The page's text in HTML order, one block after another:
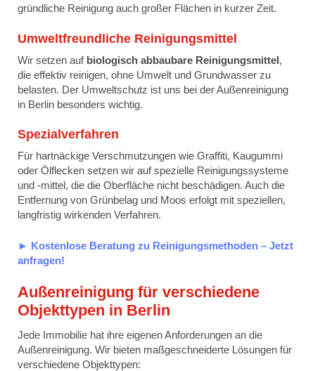
gründliche Reinigung auch großer Flächen in kurzer Zeit.
Umweltfreundliche Reinigungsmittel
Wir setzen auf biologisch abbaubare Reinigungsmittel,
die effektiv reinigen, ohne Umwelt und Grundwasser zu
belasten. Der Umweltschutz ist uns bei der Außenreinigung
in Berlin besonders wichtig.
Spezialverfahren
Für hartnäckige Verschmutzungen wie Graffiti, Kaugummi
oder Ölflecken setzen wir auf spezielle Reinigungssysteme
und -mittel, die die Oberfläche nicht beschädigen. Auch die
Entfernung von Grünbelag und Moos erfolgt mit speziellen,
langfristig wirkenden Verfahren.
► Kostenlose Beratung zu Reinigungsmethoden – Jetzt
anfragen!
Außenreinigung für verschiedene
Objekttypen in Berlin
Jede Immobilie hat ihre eigenen Anforderungen an die
Außenreinigung. Wir bieten maßgeschneiderte Lösungen für
verschiedene Objekttypen: